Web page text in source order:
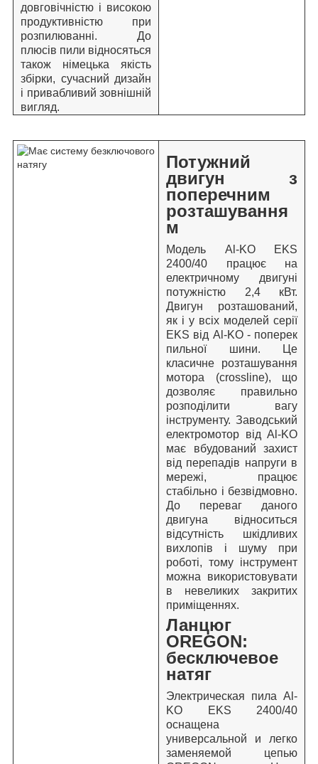
довговічністю і високою
продуктивністю при
розпилюванні. До
плюсів пили відносяться
також німецька якість
збірки, сучасний дизайн
і привабливий зовнішній
вигляд.
Потужний
двигун з
поперечним
розташування
м
Модель Al-KO EKS
2400/40 працює на
електричному двигуні
потужністю 2,4 кВт.
Двигун розташований,
як і у всіх моделей серії
EKS від Al-KO - поперек
пильної шини. Це
класичне розташування
мотора (crossline), що
дозволяє правильно
розподілити вагу
інструменту. Заводський
електромотор від Al-KO
має вбудований захист
від перепадів напруги в
мережі, працює
стабільно і безвідмовно.
До переваг даного
двигуна відноситься
відсутність шкідливих
вихлопів і шуму при
роботі, тому інструмент
можна використовувати
в невеликих закритих
приміщеннях.
Ланцюг
OREGON:
бесключевое
натяг
Электрическая пила Al-
KO EKS 2400/40
оснащена
универсальной и легко
заменяемой цепью